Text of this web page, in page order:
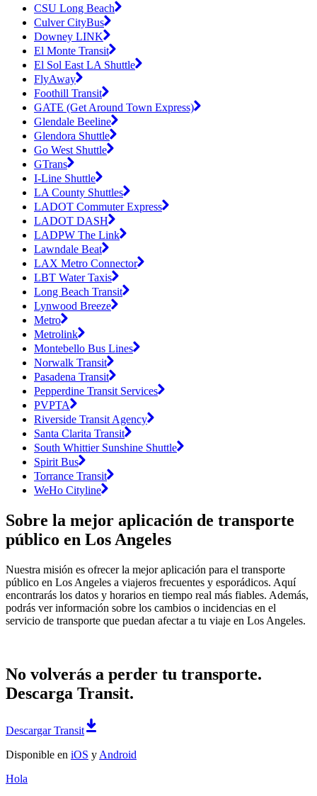
CSU Long Beach
Culver CityBus
Downey LINK
El Monte Transit
El Sol East LA Shuttle
FlyAway
Foothill Transit
GATE (Get Around Town Express)
Glendale Beeline
Glendora Shuttle
Go West Shuttle
GTrans
I-Line Shuttle
LA County Shuttles
LADOT Commuter Express
LADOT DASH
LADPW The Link
Lawndale Beat
LAX Metro Connector
LBT Water Taxis
Long Beach Transit
Lynwood Breeze
Metro
Metrolink
Montebello Bus Lines
Norwalk Transit
Pasadena Transit
Pepperdine Transit Services
PVPTA
Riverside Transit Agency
Santa Clarita Transit
South Whittier Sunshine Shuttle
Spirit Bus
Torrance Transit
WeHo Cityline
Sobre la mejor aplicación de transporte
público en Los Angeles
Nuestra misión es ofrecer la mejor aplicación para el transporte
público en Los Angeles a viajeros frecuentes y esporádicos. Aquí
encontrarás los datos y horarios en tiempo real más fiables. Además,
podrás ver información sobre los cambios o incidencias en el
servicio de transporte que puedan afectar a tu viaje en Los Angeles.
No volverás a perder tu transporte.
Descarga Transit.
Descargar Transit
Disponible en iOS y Android
Hola